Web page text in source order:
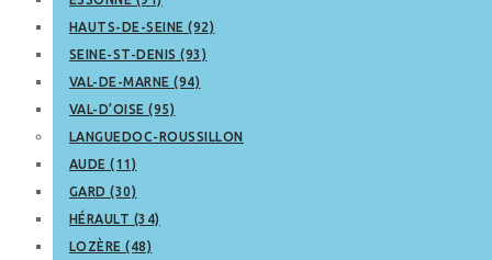
HAUTS-DE-SEINE (92)
SEINE-ST-DENIS (93)
VAL-DE-MARNE (94)
VAL-D’OISE (95)
LANGUEDOC-ROUSSILLON
AUDE (11)
GARD (30)
HÉRAULT (34)
LOZÈRE (48)